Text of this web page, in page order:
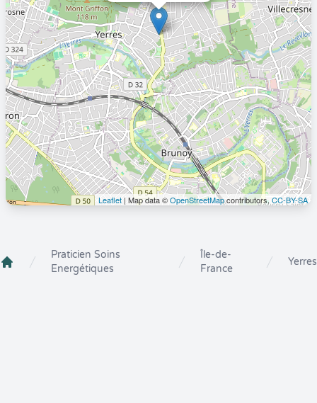
Leaflet | Map data ©OpenStreetMapcontributors, CC-BY-SA
Crenolibre
Praticien Soins
Energétiques
Île-de-
France
Yerres